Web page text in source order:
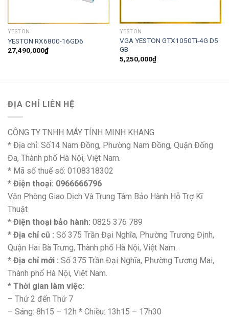
YESTON
YESTON RX6800-16GD6
27,490,000₫
YESTON
VGA YESTON GTX1050Ti-4G D5
GB
5,250,000₫
ĐỊA CHỈ LIÊN HỆ
CÔNG TY TNHH MÁY TÍNH MINH KHANG
* Địa chỉ: Số14 Nam Đồng, Phường Nam Đồng, Quận Đống
Đa, Thành phố Hà Nội, Việt Nam.
* Mã số thuế số: 0108318302
* Điện thoại: 0966666796
Văn Phòng Giao Dịch Và Trung Tâm Bảo Hành Hỗ Trợ Kĩ
Thuật
* Điện thoại bảo hành: 0825 376 789
* Địa chỉ cũ : Số 375 Trần Đại Nghĩa, Phường Trương Định,
Quận Hai Bà Trưng, Thành phố Hà Nội, Việt Nam.
* Địa chỉ mới : Số 375 Trần Đại Nghĩa, Phường Tương Mai,
Thành phố Hà Nội, Việt Nam.
* Thời gian làm việc:
– Thứ 2 đến Thứ 7
– Sáng: 8h15 – 12h * Chiều: 13h15 – 17h30